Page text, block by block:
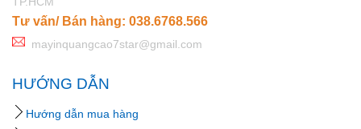
Tư vấn/ Bán hàng: 038.6768.566
mayinquangcao7star@gmail.com
HƯỚNG DẪN
Hướng dẫn mua hàng